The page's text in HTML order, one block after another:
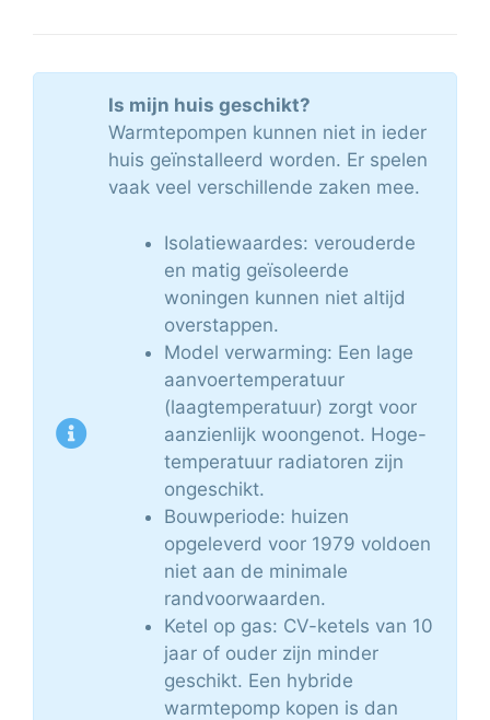
Is mijn huis geschikt?
Warmtepompen kunnen niet in ieder
huis geïnstalleerd worden. Er spelen
vaak veel verschillende zaken mee.
Isolatiewaardes: verouderde
en matig geïsoleerde
woningen kunnen niet altijd
overstappen.
Model verwarming: Een lage
aanvoertemperatuur
(laagtemperatuur) zorgt voor
aanzienlijk woongenot. Hoge-
temperatuur radiatoren zijn
ongeschikt.
Bouwperiode: huizen
opgeleverd voor 1979 voldoen
niet aan de minimale
randvoorwaarden.
Ketel op gas: CV-ketels van 10
jaar of ouder zijn minder
geschikt. Een hybride
warmtepomp kopen is dan